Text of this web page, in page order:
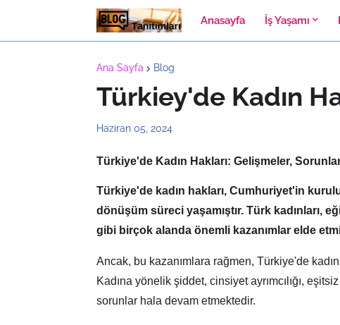
Anasayfa İş Yaşamı
Ana Sayfa Blog
Türkiey'de Kadın
Haziran 05, 2024
Türkiye'de Kadın Hakları: Gelişmeler,
Türkiye'de kadın hakları, Cumhuriyet'in
dönüşüm süreci yaşamıştır. Türk kadınları,
gibi birçok alanda önemli kazanımlar elde
Ancak, bu kazanımlara rağmen, Türkiye'de
Kadına yönelik şiddet, cinsiyet ayrımcılığı,
sorunlar hala devam etmektedir.